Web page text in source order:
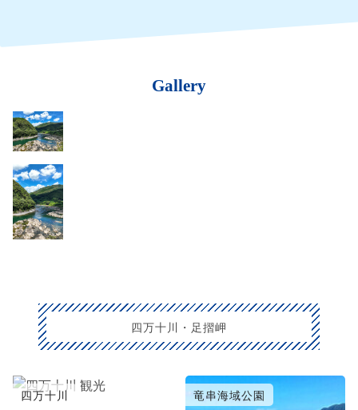
Gallery
四万十川・足摺岬
四万十川 竜串海域公園